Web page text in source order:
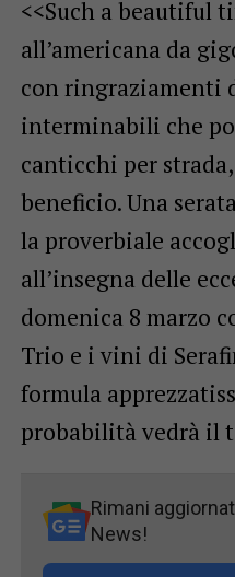
<<Such a beautiful
all’americana da
con ringraziamenti
interminabili che
canticchi per
beneficio. Una
la proverbiale
all’insegna delle
domenica 8 marzo
Trio e i vini di
formula
probabilità vedrà il
Rimani
News!